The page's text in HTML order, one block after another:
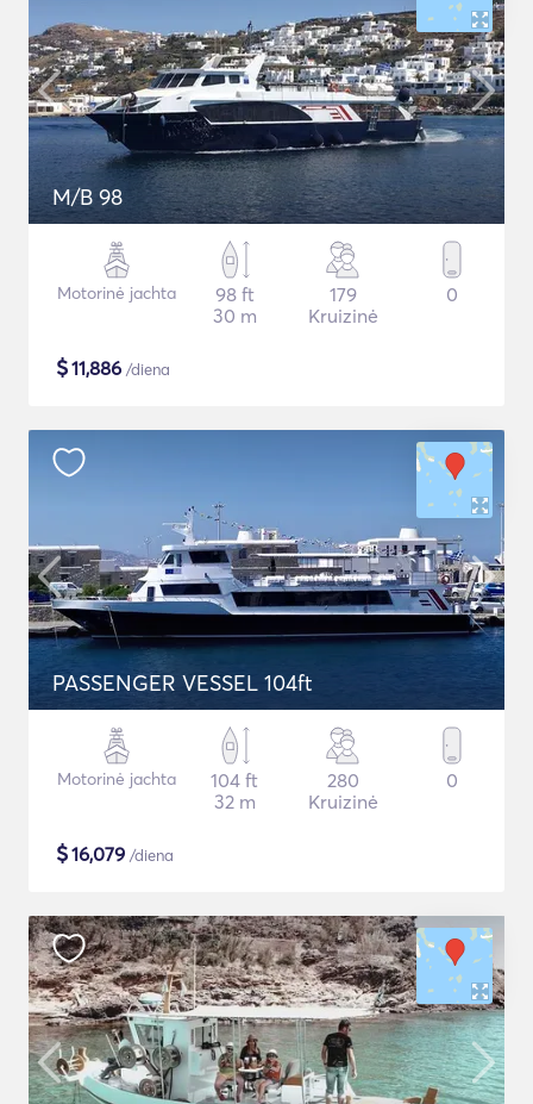
M/B 98
Motorinė jachta
98 ft
30 m
179
Kruizinė
0
$11,886 /diena
PASSENGER VESSEL 104ft
Motorinė jachta
104 ft
32 m
280
Kruizinė
0
$16,079 /diena